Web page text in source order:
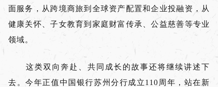
面服务，从跨境商旅到全球资产配置和企业投融资，从
健康关怀、子女教育到家庭财富传承、公益慈善等专业
领域。
这类双向奔赴、共同成长的故事还将继续讲述下
去。今年正值中国银行苏州分行成立110周年，站在新